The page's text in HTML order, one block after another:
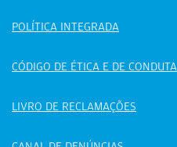
POLÍTICA INTEGRADA
CÓDIGO DE ÉTICA E DE CONDUTA
LIVRO DE RECLAMAÇÕES